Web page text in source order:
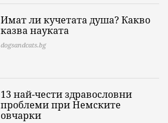
Имат ли кучетата душа? Какво
казва науката
dogsandcats.bg
13 най-чести здравословни
проблеми при Немските
овчарки